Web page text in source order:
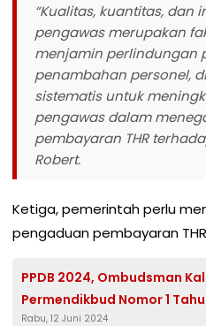
“Kualitas, kuantitas, dan
pengawas merupakan
menjamin perlindungan
penambahan personel,
sistematis untuk
pengawas dalam
pembayaran THR
Robert.
Ketiga, pemerintah perlu
pengaduan pembayaran
PPDB 2024, Ombudsman
Permendikbud Nomor 1
Rabu, 12 Juni 2024